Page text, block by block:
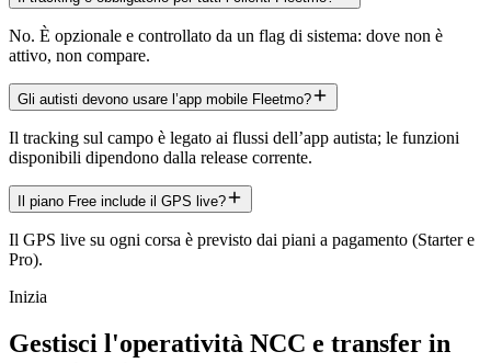
No. È opzionale e controllato da un flag di sistema: dove non è
attivo, non compare.
Gli autisti devono usare l’app mobile Fleetmo?
Il tracking sul campo è legato ai flussi dell’app autista; le funzioni
disponibili dipendono dalla release corrente.
Il piano Free include il GPS live?
Il GPS live su ogni corsa è previsto dai piani a pagamento (Starter e
Pro).
Inizia
Gestisci l'operatività NCC e transfer in